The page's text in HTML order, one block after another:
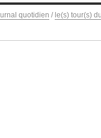
quotidien / le(s) tour(s)